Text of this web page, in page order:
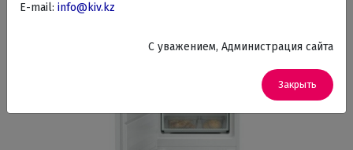
E-mail: info@kiv.kz
C уважением, Администрация сайта
Закрыть